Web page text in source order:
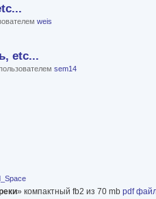
weis
etc...
sem14
» компактный fb2 из 70 mb pdf